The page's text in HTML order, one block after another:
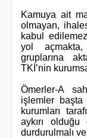
Kamuya ait
olmayan,
kabul
yol
gruplarına
TKİ’nin
Ömerler-A
işlemler
kurumları
aykırı
durdurulmalı